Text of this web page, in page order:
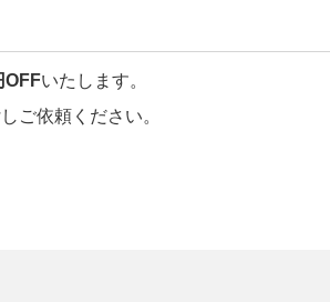
OFFいたします。
ご依頼ください。